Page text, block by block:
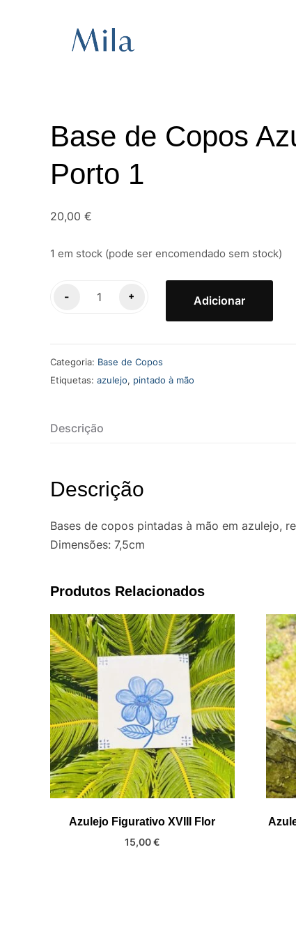
Base de Copos
Porto 1
20,00 €
1 em stock (pode ser encomendado sem stock)
-
Quantidade
de
Copos
Azulejo
1
+ Adicionar
Categoria: Base de Copos
Etiquetas: azulejo, pintado à mão
Descrição
Descrição
Bases de copos pintadas à mão em azulejo,
Dimensões: 7,5cm
Produtos Relacionados
Azulejo Figurativo XVIII Flor
15,00€